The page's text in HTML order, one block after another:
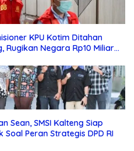
KPU Kotim Ditahan
Rugikan Negara Rp10 Miliar
Sean, SMSI Kalteng Siap
Soal Peran Strategis DPD RI